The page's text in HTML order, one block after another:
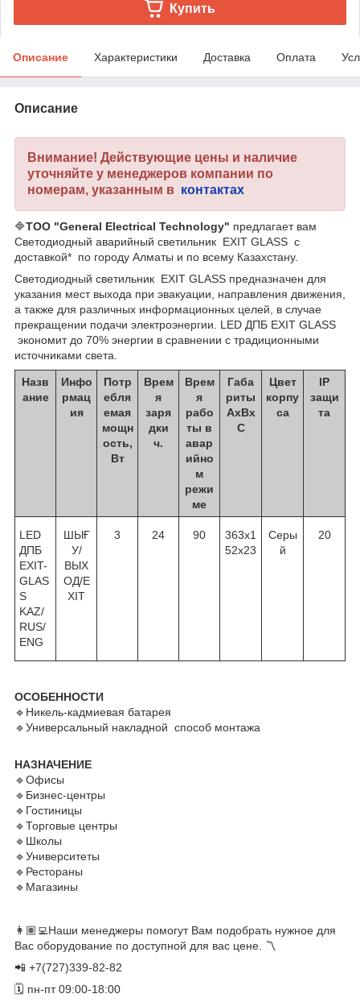
Купить
Описание Характеристики Доставка Оплата
Описание
Внимание! Действующие цены и наличие
уточняйте у менеджеров компании по
номерам, указанным в контактах
🔷ТОО "General Electrical Technology" предлагает вам
Светодиодный аварийный светильник EXIT GLASS с
доставкой* по городу Алматы и по всему Казахстану.
Светодиодный светильник EXIT GLASS предназначен для
указания мест выхода при эвакуации, направления движения,
а также для различных информационных целей, в случае
прекращении подачи электроэнергии. LED ДПБ EXIT GLASS
экономит до 70% энергии в сравнении с традиционными
источниками света.
Назв
ание
Инфо
рмац
ия
Потр
ебля
емая
мощн
ость,
Вт
Врем
я
заря
дки
ч.
Врем
я
рабо
ты в
авар
ийно
м
режи
ме
Габа
риты
AхBх
C
Цвет
корпу
са
IP
защи
та
LED
ДПБ
EXIT-
GLAS
S
KAZ/
RUS/
ENG
ШЫҒ
У/
ВЫХ
ОД/E
XIT
3 24 90
363x1
52x23
Серы
й
20
ОСОБЕННОСТИ
🔹Никель-кадмиевая батарея
🔹Универсальный накладной способ монтажа
НАЗНАЧЕНИЕ
🔹Офисы
🔹Бизнес-центры
🔹Гостиницы
🔹Торговые центры
🔹Школы
🔹Университеты
🔹Рестораны
🔹Магазины
👩🏽‍💻Наши менеджеры помогут Вам подобрать нужное для
Вас оборудование по доступной для вас цене. 〽️
📲 +7(727)339-82-82
🗓 пн-пт 09:00-18:00